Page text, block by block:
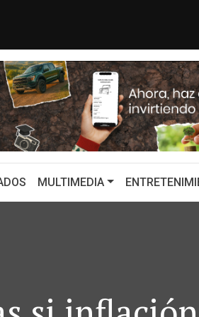
en mi... ¿Cuál es el plan
MULTIMEDIA